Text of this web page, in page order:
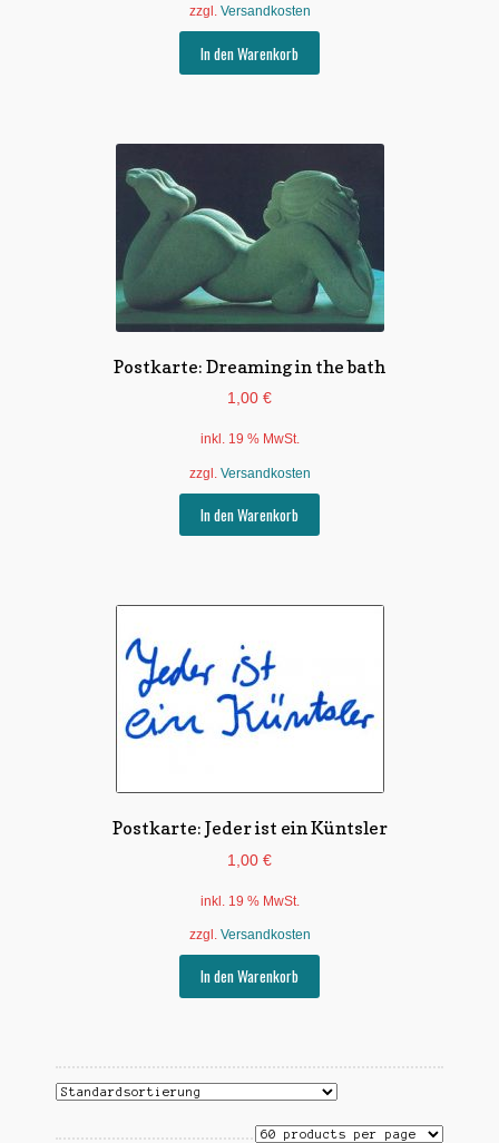
zzgl. Versandkosten
In den Warenkorb
Postkarte: Dreaming in the bath
1,00 €
inkl. 19 % MwSt.
zzgl. Versandkosten
In den Warenkorb
Postkarte: Jeder ist ein Küntsler
1,00 €
inkl. 19 % MwSt.
zzgl. Versandkosten
In den Warenkorb